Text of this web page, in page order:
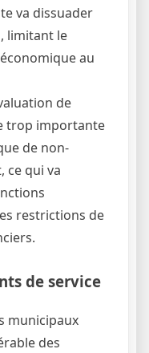
va dissuader
limitant le
au
de
trop importante
de non-
ce qui va
restrictions de
de service
municipaux
des